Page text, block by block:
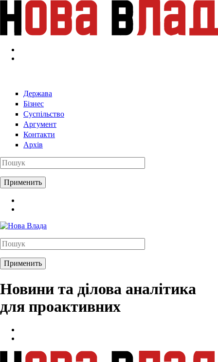
Перейти к основному содержанию
Держава
Бізнес
Суспільство
Аргумент
Контакти
Архів
Новини та ділова аналітика
для проактивних